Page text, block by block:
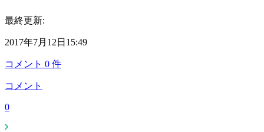
最終更新:
2017年7月12日15:49
コメント 0 件
コメント
0